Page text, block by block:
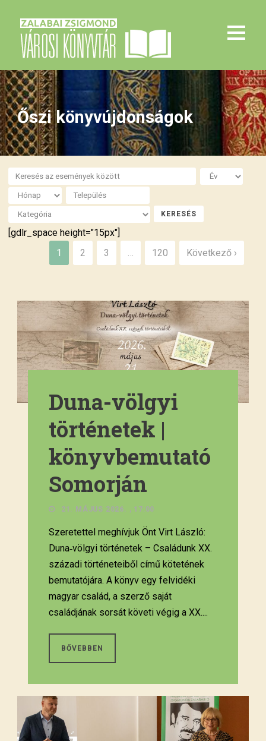
Őszi könyvújdonságok
[gdlr_space height="15px"]
1
2 3 … 120 Következő ›
Duna-völgyi
történetek |
könyvbemutató
Somorján
21. MÁJUS 2026. , 17:00
Szeretettel meghívjuk Önt Virt László:
Duna‑völgyi történetek – Családunk XX.
századi történeteiből című kötetének
bemutatójára. A könyv egy felvidéki
magyar család, a szerző saját
családjának sorsát követi végig a XX....
BŐVEBBEN